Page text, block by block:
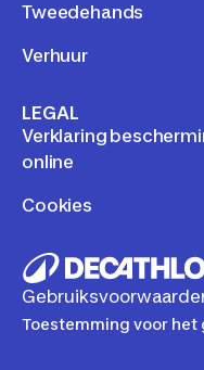
Tweedehands
Verhuur
LEGAL
Verklaring
online
Cookies
Toestemming voor het